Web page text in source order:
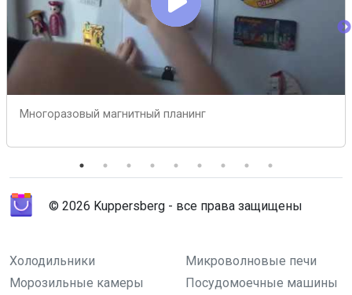
Многоразовый магнитный планинг
© 2026 Kuppersberg - все права защищены
Холодильники
Микроволновые печи
Морозильные камеры
Посудомоечные машины